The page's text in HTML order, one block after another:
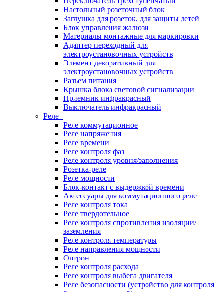
Настольный розеточный блок
Заглушка для розеток, для защиты детей
Блок управления жалюзи
Материалы монтажные для маркировки
Адаптер переходный для
электроустановочных устройств
Элемент декоративный для
электроустановочных устройств
Разъем питания
Крышка блока световой сигнализации
Приемник инфракрасный
Выключатель инфракрасный
Реле
Реле коммутационное
Реле напряжения
Реле времени
Реле контроля фаз
Реле контроля уровня/заполнения
Розетка-реле
Реле мощности
Блок-контакт с выдержкой времени
Аксессуары для коммутационного реле
Реле контроля тока
Реле твердотельное
Реле контроля спротивления изоляции/
заземления
Реле контроля температуры
Реле направления мощности
Оптрон
Реле контроля расхода
Реле контроля выбега двигателя
Реле безопасности (устройство для контроля